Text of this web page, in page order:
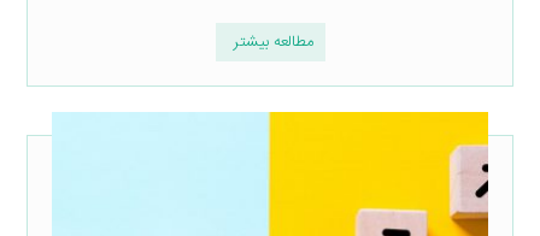
مطالعه بیشتر